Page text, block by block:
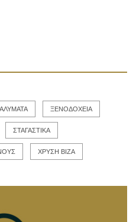
ΞΕΝΟΔΟΧΕΙΑ
ΣΤΑΓΑΣΤΙΚΑ
ΧΡΥΣΗ ΒΙΖΑ